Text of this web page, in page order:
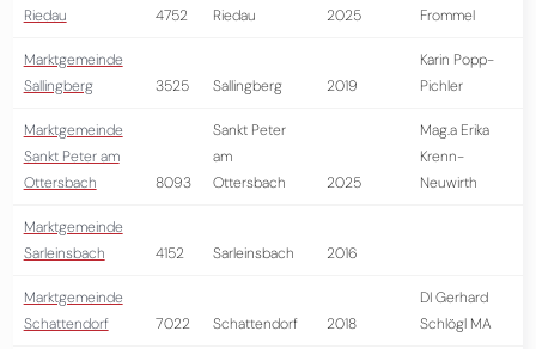
Riedau
4752 Riedau 2025
Frommel
Marktgemeinde
Sallingberg
3525 Sallingberg 2019
Karin Popp-
Pichler
Marktgemeinde
Sankt Peter am
Ottersbach
8093
Sankt Peter
am
Ottersbach
2025
Mag.a Erika
Krenn-
Neuwirth
Marktgemeinde
Sarleinsbach
4152 Sarleinsbach 2016
Marktgemeinde
Schattendorf
7022 Schattendorf 2018
DI Gerhard
Schlögl MA